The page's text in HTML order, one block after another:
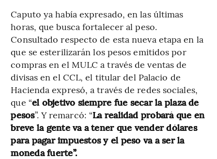
Caputo ya había expresado, en las últimas
horas, que busca fortalecer al peso.
Consultado respecto de esta nueva etapa en la
que se esterilizarán los pesos emitidos por
compras en el MULC a través de ventas de
divisas en el CCL, el titular del Palacio de
Hacienda expresó, a través de redes sociales,
que “el objetivo siempre fue secar la plaza de
pesos”. Y remarcó: “La realidad probará que en
breve la gente va a tener que vender dólares
para pagar impuestos y el peso va a ser la
moneda fuerte”.